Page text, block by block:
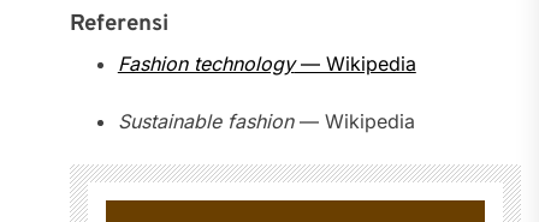
Referensi
Fashion technology— Wikipedia
Sustainable fashion— Wikipedia